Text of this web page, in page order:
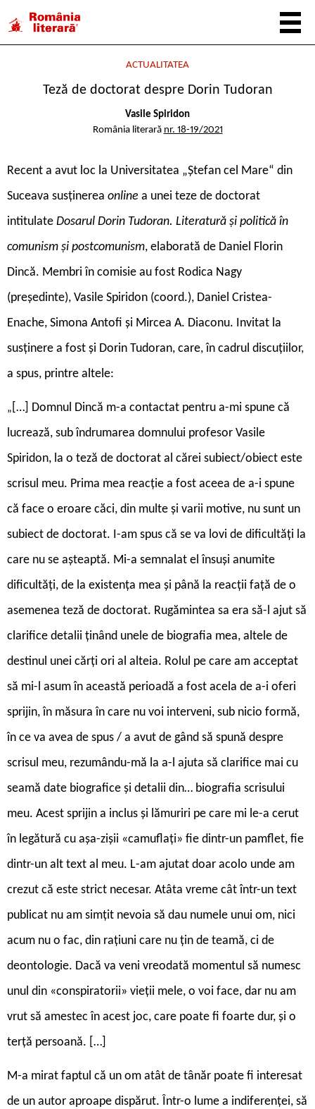
ACTUALITATEA
Teză de doctorat despre Dorin Tudoran
Vasile Spiridon
România literară nr. 18-19/2021
Recent a avut loc la Universitatea „Ștefan cel Mare“ din
Suceava susținerea online a unei teze de doctorat
intitulate Dosarul Dorin Tudoran. Literatură și politică în
comunism și postcomunism, elaborată de Daniel Florin
Dincă. Membri în comisie au fost Rodica Nagy
(președinte), Vasile Spiridon (coord.), Daniel Cristea-
Enache, Simona Antofi și Mircea A. Diaconu. Invitat la
susținere a fost și Dorin Tudoran, care, în cadrul discuțiilor,
a spus, printre altele:
„ […] Domnul Dincă m-a contactat pentru a-mi spune că
lucrează, sub îndrumarea domnului profesor Vasile
Spiridon, la o teză de doctorat al cărei subiect/obiect este
scrisul meu. Prima mea reacție a fost aceea de a-i spune
că face o eroare căci, din multe și varii motive, nu sunt un
subiect de doctorat. I-am spus că se va lovi de dificultăți la
care nu se așteaptă. Mi-a semnalat el însuși anumite
dificultăți, de la existența mea și până la reacții față de o
asemenea teză de doctorat. Rugămintea sa era să-l ajut să
clarifice detalii ținând unele de biografia mea, altele de
destinul unei cărți ori al alteia. Rolul pe care am acceptat
să mi-l asum în această perioadă a fost acela de a-i oferi
sprijin, în măsura în care nu voi interveni, sub nicio formă,
în ce va avea de spus / a avut de gând să spună despre
scrisul meu, rezumându-mă la a-l ajuta să clarifice mai cu
seamă date biografice și detalii din… biografia scrisului
meu. Acest sprijin a inclus și lămuriri pe care mi le-a cerut
în legătură cu așa-zișii «camuflați» fie dintr-un pamflet, fie
dintr-un alt text al meu. L-am ajutat doar acolo unde am
crezut că este strict necesar. Atâta vreme cât într-un text
publicat nu am simțit nevoia să dau numele unui om, nici
acum nu o fac, din rațiuni care nu țin de teamă, ci de
deontologie. Dacă va veni vreodată momentul să numesc
unul din «conspiratorii» vieții mele, o voi face, dar nu am
vrut să amestec în acest joc, care poate fi foarte dur, și o
terță persoană. […]
M-a mirat faptul că un om atât de tânăr poate fi interesat
de un autor aproape dispărut. Într-o lume a indiferenței, să